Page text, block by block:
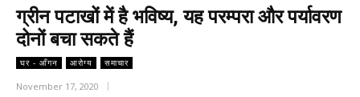
ग्रीन पटाखों में है भविष्य, यह परम्परा और पर्यावरण
दोनों बचा सकते हैं
घर - आँगन आरोग्य समाचार
November 17, 2020